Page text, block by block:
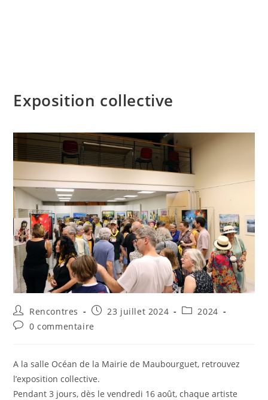
Exposition collective
Auteur/autrice
de
la
Rencontres
Publication
23 juillet 2024
Post2024
Commentaires
publication :
0 commentaire
A la salle Océan de la Mairie de Maubourguet, retrouvez
l’exposition collective.
Pendant 3 jours, dès le vendredi 16 août, chaque artiste